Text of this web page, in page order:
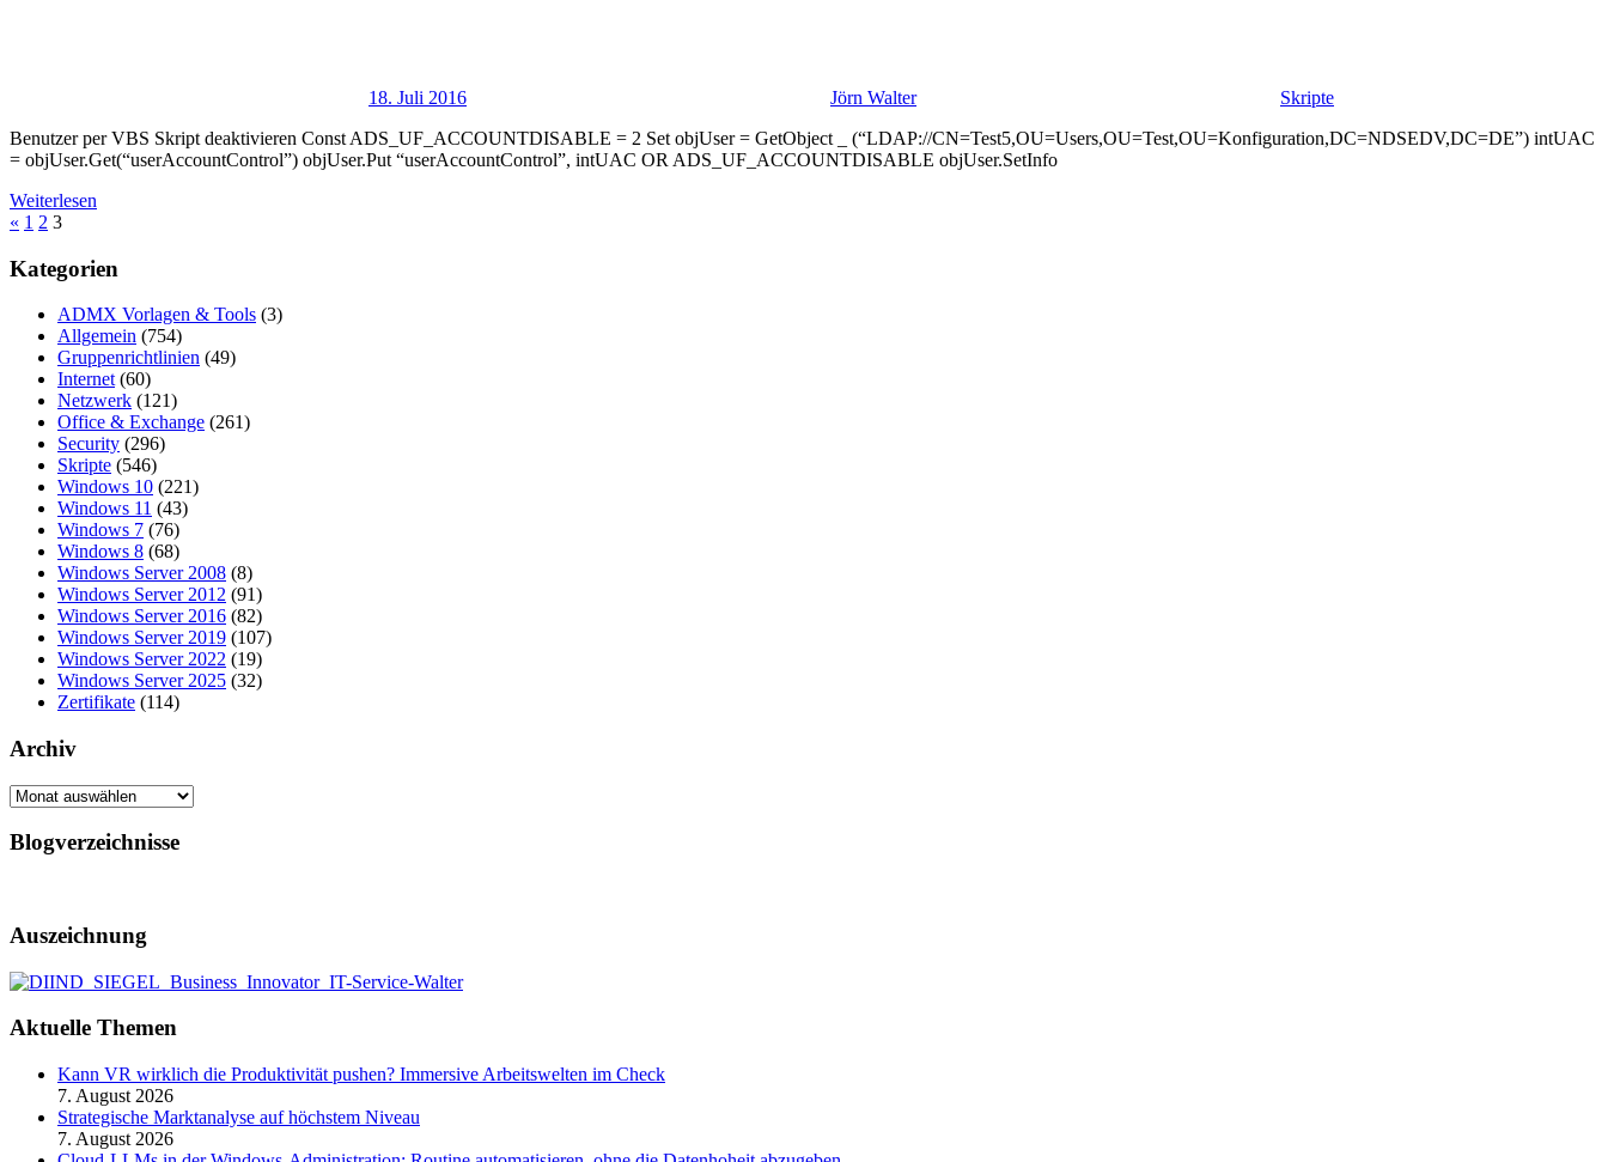
18. Juli 2016 Jörn Walter
Skripte
Benutzer per VBS Skript deaktivieren Const ADS_UF_ACCOUNTDISABLE = 2 Set objUser = GetObject _ (“LDAP://CN=Test5,OU=Users,OU=Test,OU=Konfiguration,DC=NDSEDV,DC=DE”) intUAC
= objUser.Get(“userAccountControl”) objUser.Put “userAccountControl”, intUAC OR ADS_UF_ACCOUNTDISABLE objUser.SetInfo
Weiterlesen
Seitennummerierung
der
Beiträge
« Vorherige
1 2 3
Kategorien
ADMX Vorlagen & Tools (3)
Allgemein (754)
Gruppenrichtlinien (49)
Internet (60)
Netzwerk (121)
Office & Exchange (261)
Security (296)
Skripte (546)
Windows 10 (221)
Windows 11 (43)
Windows 7 (76)
Windows 8 (68)
Windows Server 2008 (8)
Windows Server 2012 (91)
Windows Server 2016 (82)
Windows Server 2019 (107)
Windows Server 2022 (19)
Windows Server 2025 (32)
Zertifikate (114)
Archiv
Archiv
Blogverzeichnisse
Auszeichnung
Aktuelle Themen
Kann VR wirklich die Produktivität pushen? Immersive Arbeitswelten im Check
7. August 2026
Strategische Marktanalyse auf höchstem Niveau
7. August 2026